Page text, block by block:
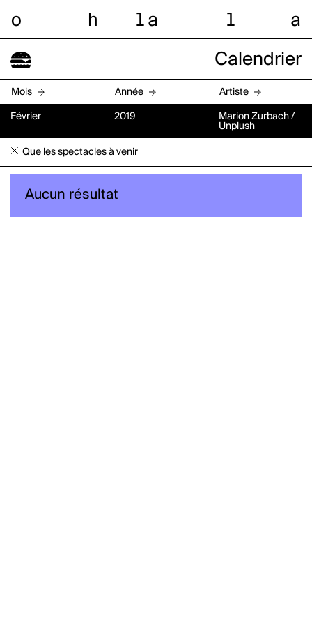
o h l a l a
Calendrier
Mois Année Artiste
Février 2019
Marion Zurbach /
Unplush
Que les spectacles à venir
Aucun résultat